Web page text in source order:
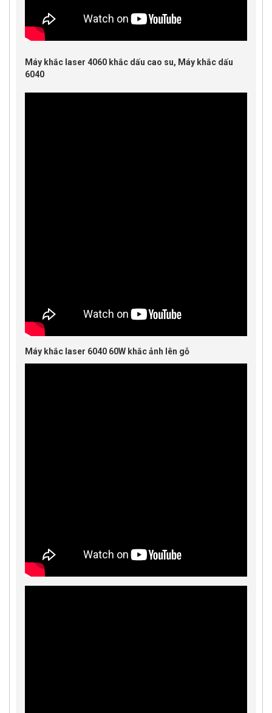
Máy khắc laser 4060 khắc dấu cao su, Máy khắc dấu
6040
Máy khắc laser 6040 60W khắc ảnh lên gỗ